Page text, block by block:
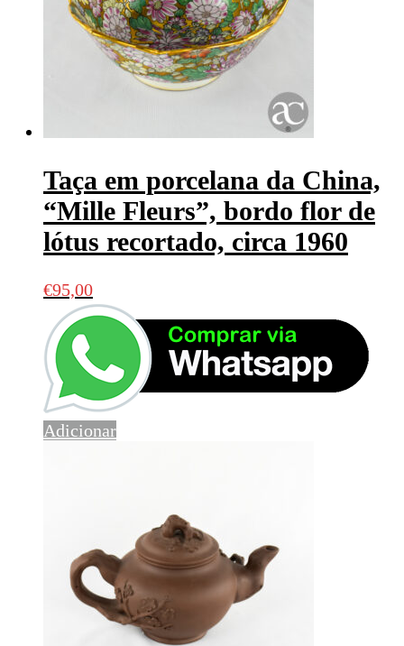
Taça em porcelana da China,
“Mille Fleurs”, bordo flor de
lótus recortado, circa 1960
€95,00
Adicionar